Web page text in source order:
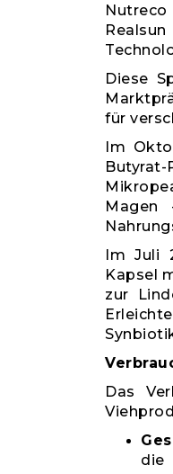
Nutreco
Diese
für
Im
Magen
Im Juli
Kapsel
zur
Das
die